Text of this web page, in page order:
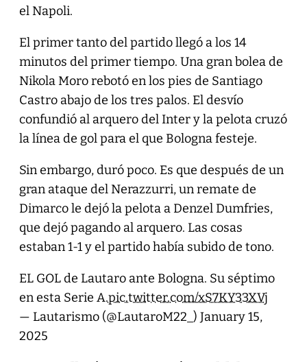
el Napoli.
El primer tanto del partido llegó a los 14
minutos del primer tiempo. Una gran bolea de
Nikola Moro rebotó en los pies de Santiago
Castro abajo de los tres palos. El desvío
confundió al arquero del Inter y la pelota cruzó
la línea de gol para el que Bologna festeje.
Sin embargo, duró poco. Es que después de un
gran ataque del Nerazzurri, un remate de
Dimarco le dejó la pelota a Denzel Dumfries,
que dejó pagando al arquero. Las cosas
estaban 1-1 y el partido había subido de tono.
EL GOL de Lautaro ante Bologna. Su séptimo
en esta Serie A.pic.twitter.com/xS7KY33XVj
— Lautarismo (@LautaroM22_) January 15,
2025